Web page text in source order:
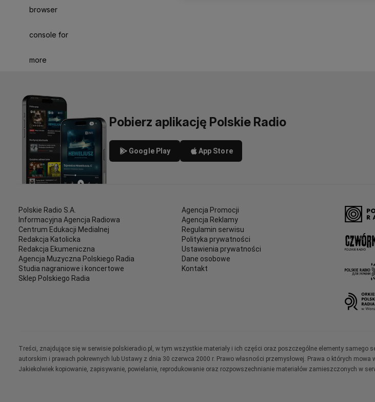
browser
console for
more
Pobierz aplikację Polskie Radio
Google Play App Store
Polskie Radio S.A.
Informacyjna Agencja Radiowa
Centrum Edukacji Medialnej
Redakcja Katolicka
Redakcja Ekumeniczna
Agencja Muzyczna Polskiego Radia
Studia nagraniowe i koncertowe
Sklep Polskiego Radia
Agencja Promocji
Agencja Reklamy
Regulamin serwisu
Polityka prywatności
Ustawienia prywatności
Dane osobowe
Kontakt
Treści, znajdujące się w serwisie polskieradio.pl, w tym wszystkie materiały i ich części oraz poszczególne elementy
autorskim i prawach pokrewnych lub Ustawy z dnia 30 czerwca 2000 r. Prawo własności przemysłowej. Prawa o których
Jakiekolwiek kopiowanie, zapisywanie, powielanie, reprodukowanie oraz rozpowszechnianie materiałów zamieszczonych w